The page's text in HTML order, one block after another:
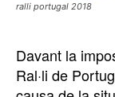
ralli portugal 2018
Davant la
Ral·li de